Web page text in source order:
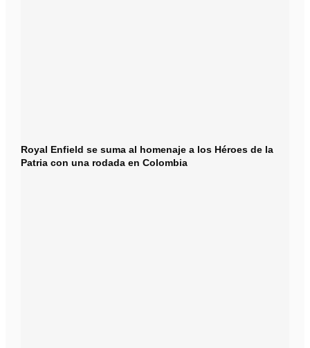
Royal Enfield se suma al homenaje a los Héroes de la
Patria con una rodada en Colombia